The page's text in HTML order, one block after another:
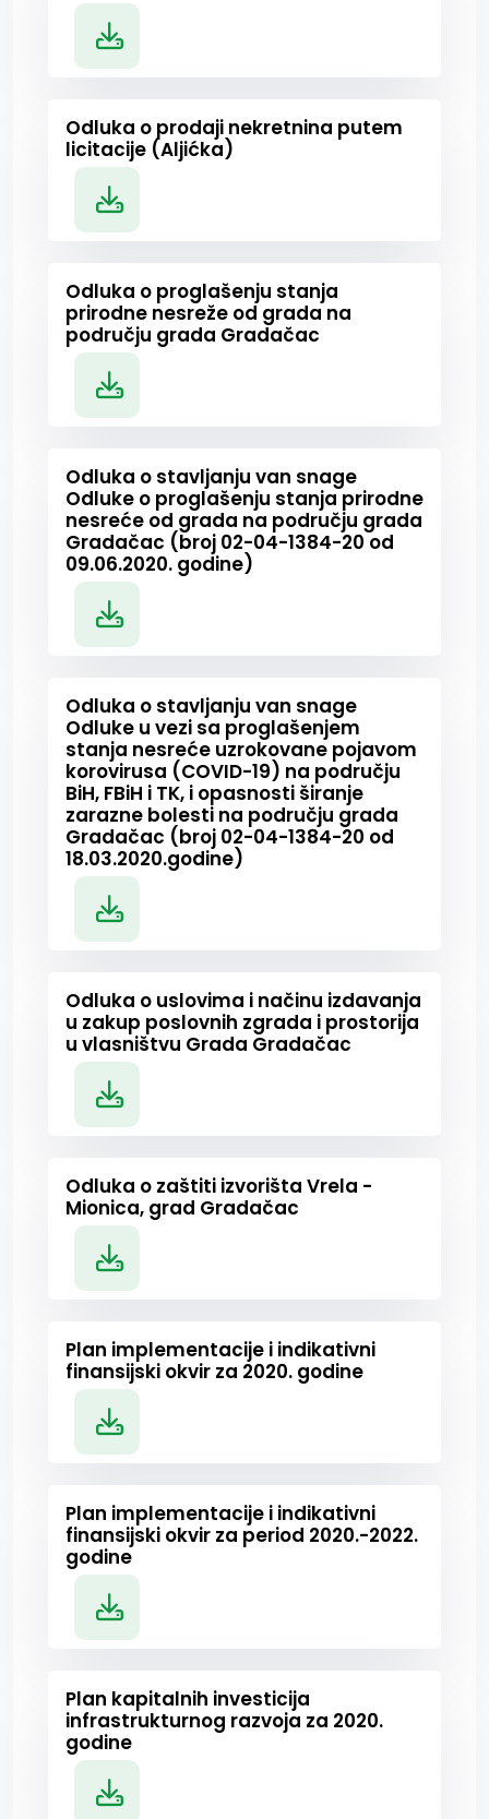
Odluka o prodaji nekretnina putem
licitacije (Aljićka)
Odluka o proglašenju stanja
prirodne nesreže od grada na
području grada Gradačac
Odluka o stavljanju van snage
Odluke o proglašenju stanja prirodne
nesreće od grada na području grada
Gradačac (broj 02-04-1384-20 od
09.06.2020. godine)
Odluka o stavljanju van snage
Odluke u vezi sa proglašenjem
stanja nesreće uzrokovane pojavom
korovirusa (COVID-19) na području
BiH, FBiH i TK, i opasnosti širanje
zarazne bolesti na području grada
Gradačac (broj 02-04-1384-20 od
18.03.2020.godine)
Odluka o uslovima i načinu izdavanja
u zakup poslovnih zgrada i prostorija
u vlasništvu Grada Gradačac
Odluka o zaštiti izvorišta Vrela -
Mionica, grad Gradačac
Plan implementacije i indikativni
finansijski okvir za 2020. godine
Plan implementacije i indikativni
finansijski okvir za period 2020.-2022.
godine
Plan kapitalnih investicija
infrastrukturnog razvoja za 2020.
godine